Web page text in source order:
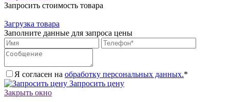
Запросить стоимость товара
Загрузка товара
Заполните данные для запроса цены
Я согласен на обработку персональных данных.*
Запросить цену
Закрыть окно